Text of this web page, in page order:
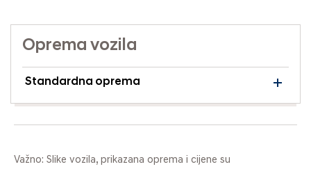
Oprema vozila
Standardna oprema
Važno: Slike vozila, prikazana oprema i cijene su